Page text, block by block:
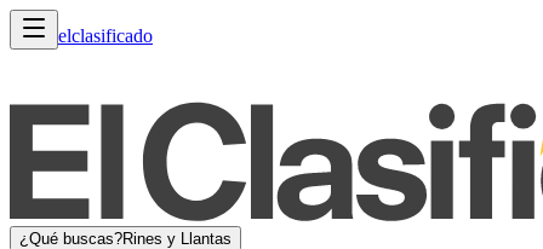
elclasificado
¿Qué buscas?Rines y Llantas